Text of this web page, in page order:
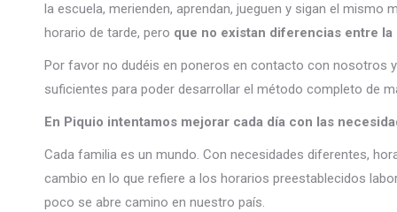
la escuela, merienden, aprendan, jueguen y sigan el mismo
horario de tarde, pero que no existan diferencias entre la
Por favor no dudéis en poneros en contacto con nosotros
suficientes para poder desarrollar el método completo de
En Piquio intentamos mejorar cada día con las
Cada familia es un mundo. Con necesidades diferentes,
cambio en lo que refiere a los horarios preestablecidos
poco se abre camino en nuestro país.